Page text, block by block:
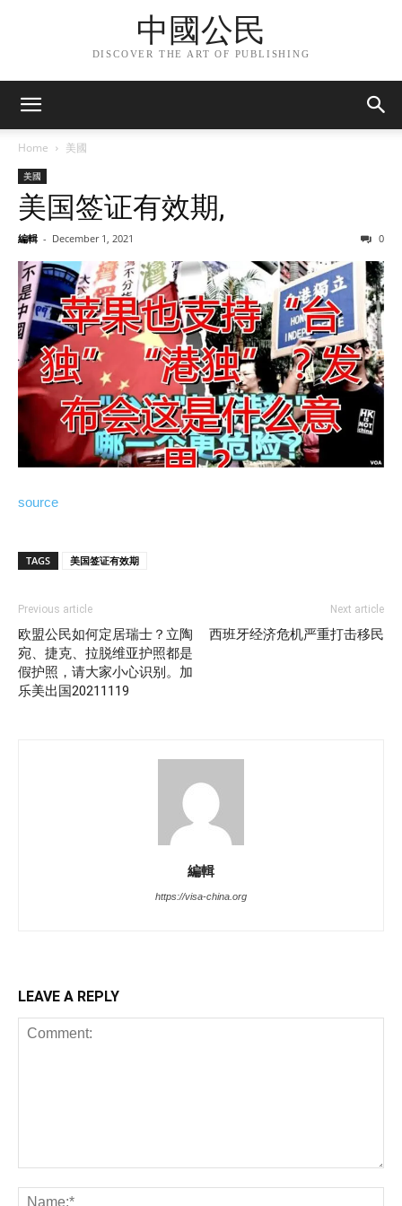
中國公民
DISCOVER THE ART OF PUBLISHING
Home 美國
美國
美国签证有效期,
編輯 - December 1, 2021 0
source
TAGS 美国签证有效期
Previous article
欧盟公民如何定居瑞士？立陶
宛、捷克、拉脱维亚护照都是
假护照，请大家小心识别。加
乐美出国20211119
Next article
西班牙经济危机严重打击移民
編輯
https://visa-china.org
LEAVE A REPLY